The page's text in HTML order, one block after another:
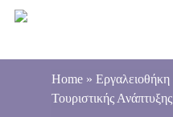
Home »Εργαλειοθήκη
Τουριστικής Ανάπτυξης